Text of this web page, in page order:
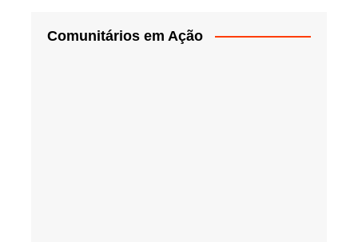
Comunitários em Ação